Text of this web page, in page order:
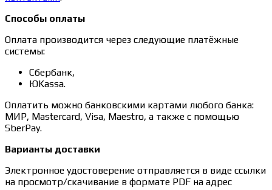
Способы оплаты
Оплата производится через следующие платёжные
системы:
Сбербанк,
ЮKassa.
Оплатить можно банковскими картами любого банка:
МИР, Mastercard, Visa, Maestro, а также с помощью
SberPay.
Варианты доставки
Электронное удостоверение отправляется в виде ссылки
на просмотр/скачивание в формате PDF на адрес